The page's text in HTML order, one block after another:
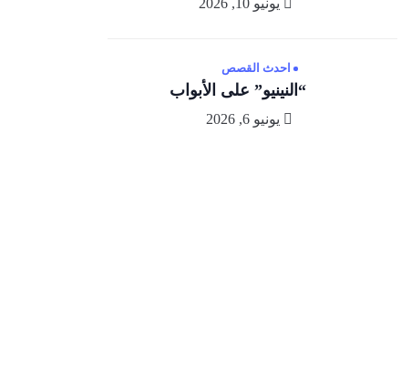
يونيو 10, 2026
احدث القصص
“النينيو” على الأبواب
يونيو 6, 2026